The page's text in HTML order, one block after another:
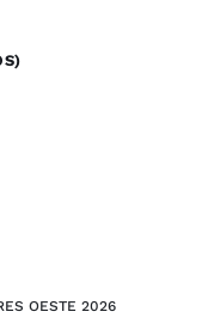
OESTE 2026